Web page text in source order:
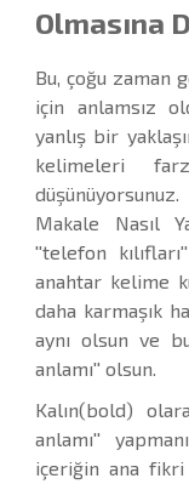
Olmasına
Bu, çoğu zaman
için anlamsız
yanlış bir
kelimeleri
Makale Nasıl
''telefon
anahtar kelime
daha karmaşık
aynı olsun ve
anlamı'' olsun.
Kalın(bold)
anlamı''
içeriğin ana fikri